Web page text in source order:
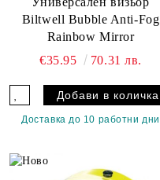
Biltwell Bubble Anti-Fog
Rainbow Mirror
€35.95
70.31 лв.
Доставка до 10 работни дни